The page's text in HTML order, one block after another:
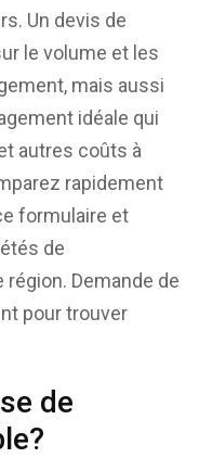
Un devis de
le volume et les
mais aussi
idéale qui
autres coûts à
rapidement
formulaire et
de
Demande de
pour trouver
de